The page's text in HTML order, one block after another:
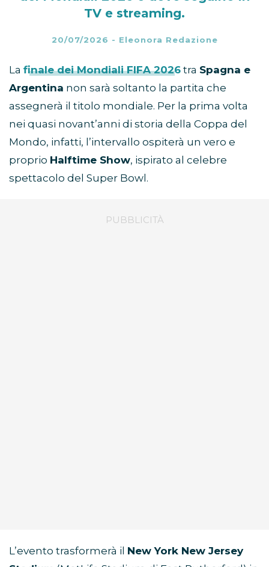
TV e streaming.
20/07/2026 - Eleonora Redazione
La finale dei Mondiali FIFA 2026 tra Spagna e
Argentina non sarà soltanto la partita che
assegnerà il titolo mondiale. Per la prima volta
nei quasi novant’anni di storia della Coppa del
Mondo, infatti, l’intervallo ospiterà un vero e
proprio Halftime Show, ispirato al celebre
spettacolo del Super Bowl.
L’evento trasformerà il New York New Jersey